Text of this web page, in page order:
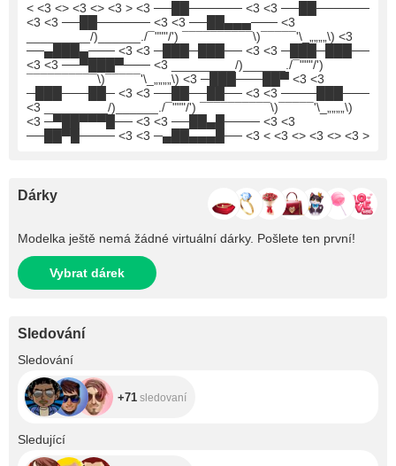
< <3 <> <3 <> <3 > <3 ──██────── <3 <3 ──██──────
<3 <3 ──██────── <3 <3 ──██▄▄▄─── <3
_________/)______./¯"""/') ¯¯¯¯¯¯¯¯¯¯\)¯¯¯¯¯'\_„„„„\) <3
──▄███▄─── <3 <3 ─███─███── <3 <3 ─███─███──
<3 <3 ──▀███▀─── <3 _________/)______./¯"""/')
¯¯¯¯¯¯¯¯¯¯\)¯¯¯¯¯'\_„„„„\) <3 ─███───██▀ <3 <3
─███───██─ <3 <3 ──██──██── <3 <3 ────███───
<3 _________/)______./¯"""/') ¯¯¯¯¯¯¯¯¯¯\)¯¯¯¯¯'\_„„„„\)
<3 ─▀██▀▀▀█── <3 <3 ──██▄█──── <3 <3
──██▀█──── <3 <3 ─▄██▄▄▄█── <3 < <3 <> <3 <> <3 >
Dárky
Modelka ještě nemá žádné virtuální dárky. Pošlete ten první!
Vybrat dárek
Sledování
Sledování
+71 sledovaní
Sledující